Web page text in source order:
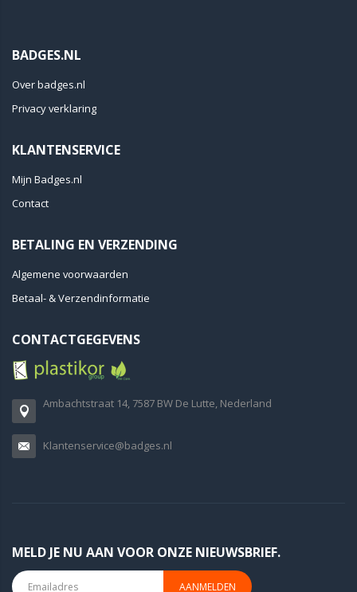
BADGES.NL
Over badges.nl
Privacy verklaring
KLANTENSERVICE
Mijn Badges.nl
Contact
BETALING EN VERZENDING
Algemene voorwaarden
Betaal- & Verzendinformatie
CONTACTGEGEVENS
Ambachtstraat 14, 7587 BW De Lutte, Nederland
Klantenservice@badges.nl
MELD JE NU AAN VOOR ONZE NIEUWSBRIEF.
AANMELDEN